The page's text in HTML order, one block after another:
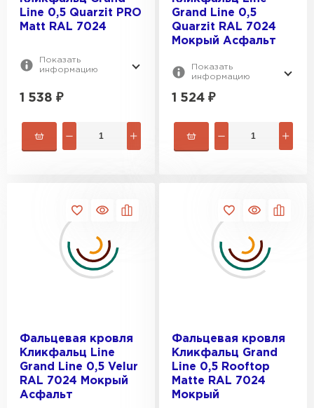
Line 0,5 Quarzit PRO
Matt RAL 7024
Показать
информацию
1 538 ₽
Grand Line 0,5
Quarzit RAL 7024
Мокрый Асфальт
Показать
информацию
1 524 ₽
Фальцевая кровля
Кликфальц Line
Grand Line 0,5 Velur
RAL 7024 Мокрый
Асфальт
Фальцевая кровля
Кликфальц Grand
Line 0,5 Rooftop
Matte RAL 7024
Мокрый
Профилированный лист